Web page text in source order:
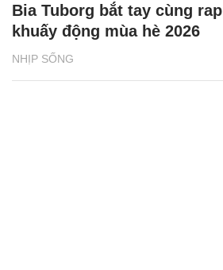
NHỊP SỐNG
Bia Tuborg bắt tay cùng
khuấy động mùa hè 2026